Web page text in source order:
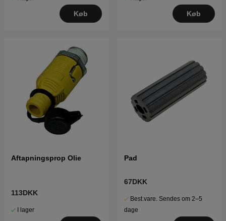
Køb Køb
Aftapningsprop Olie
113DKK
I lager
Pad
67DKK
Best.vare. Sendes om 2–5
dage